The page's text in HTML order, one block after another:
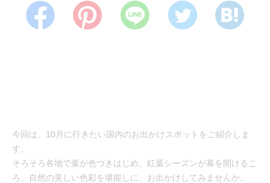
今回は、10月に行きたい国内のお出かけスポットをご紹介しま
す。
そろそろ各地で葉が色づきはじめ、紅葉シーズンが幕を開けるこ
ろ。自然の美しい色彩を堪能しに、お出かけしてみませんか。